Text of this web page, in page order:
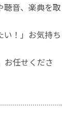
聴音、楽典を取
い！」お気持ち
お任せくださ